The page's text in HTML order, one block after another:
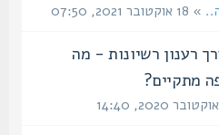
רשיונות - מה